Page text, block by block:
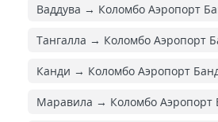
Ваддува → Коломбо Аэропорт
Тангалла → Коломбо Аэропорт
Канди → Коломбо Аэропорт
Маравила → Коломбо Аэропорт